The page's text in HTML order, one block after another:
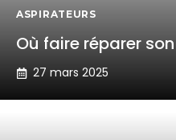
ASPIRATEURS
Où faire réparer
27 mars 2025